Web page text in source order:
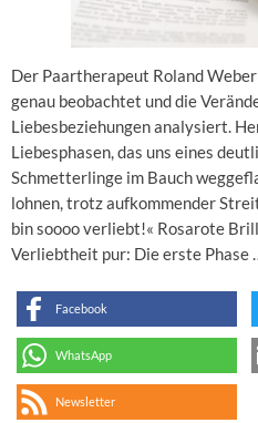
Der Paartherapeut Roland
genau beobachtet und die
Liebesbeziehungen analysiert.
Liebesphasen, das uns eines
Schmetterlinge im Bauch
lohnen, trotz aufkommender
bin soooo verliebt!« Rosarote
Verliebtheit pur: Die erste Phase
Facebook
WhatsApp
Newsletter